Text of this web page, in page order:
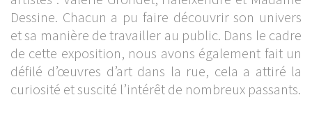
Dessine. Chacun a pu faire découvrir son univers
et sa manière de travailler au public. Dans le cadre
de cette exposition, nous avons également fait un
défilé d’œuvres d’art dans la rue, cela a attiré la
curiosité et suscité l’intérêt de nombreux passants.